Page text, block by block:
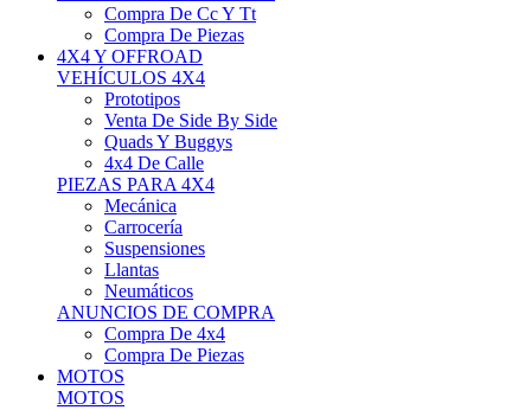
Compra De Piezas
4X4 Y OFFROAD
VEHÍCULOS 4X4
Prototipos
Venta De Side By Side
Quads Y Buggys
4x4 De Calle
PIEZAS PARA 4X4
Mecánica
Carrocería
Suspensiones
Llantas
Neumáticos
ANUNCIOS DE COMPRA
Compra De 4x4
Compra De Piezas
MOTOS
MOTOS
Motos De Circuito